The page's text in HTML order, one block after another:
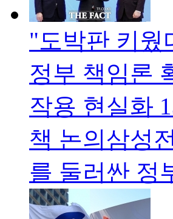
"도박판 키웠
정부 책임론
작용 현실화
책 논의삼성
를 둘러싼 정